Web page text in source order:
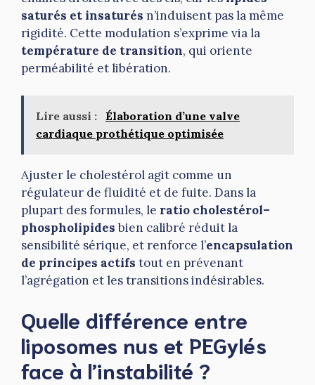
saturés et insaturés n’induisent pas la même
rigidité. Cette modulation s’exprime via la
température de transition, qui oriente
perméabilité et libération.
Lire aussi : Élaboration d’une valve
cardiaque prothétique optimisée
Ajuster le cholestérol agit comme un
régulateur de fluidité et de fuite. Dans la
plupart des formules, le ratio cholestérol–
phospholipidesbien calibré réduit la
sensibilité sérique, et renforce l’encapsulation
de principes actifs tout en prévenant
l’agrégation et les transitions indésirables.
Quelle différence entre
liposomes nus et PEGylés
face à l’instabilité ?